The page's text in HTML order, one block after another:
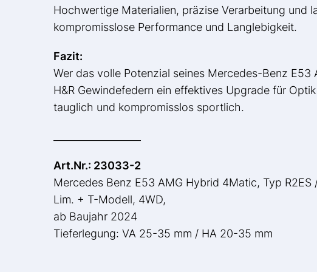
Hochwertige Materialien, präzise Verarbeitung und
kompromisslose Performance und Langlebigkeit.
Fazit:
Wer das volle Potenzial seines Mercedes-Benz
H&R Gewindefedern ein effektives Upgrade für
tauglich und kompromisslos sportlich.
Art.Nr.: 23033-2
Mercedes Benz E53 AMG Hybrid 4Matic, Typ R2ES
Lim. + T-Modell, 4WD,
ab Baujahr 2024
Tieferlegung: VA 25-35 mm / HA 20-35 mm